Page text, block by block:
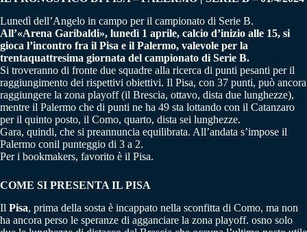
Lunedì dell’Angelo in campo per il campionato di Serie B.
All’«Arena Garibaldi», lunedì 1 aprile, calcio d’inizio alle 15, si
gioca l’incontro fra il Pisa e il Palermo, valevole per la
trentaquattresima giornata del campionato di Serie B.
Si troveranno di fronte due squadre alla ricerca di punti pesanti per il
raggiungimento dei rispettivi obiettivi. Il Pisa, con 37 punti, può ancora
raggiungere la zona playoff (il Brescia, ottavo, dista due lunghezze),
mentre il Palermo che di punti ne ha 49 sta lottando con il Catanzaro
per il quinto posto, il Como, quarto, dista sei lunghezze.
Gara, quindi, che si preannuncia equilibrata. All’andata s’impose il
Palermo conil punteggio di 3 a 2.
Per i bookmakers, favorito è il Pisa.
COME SI PRESENTA IL PISA
Il Pisa, prima della sosta è incappato nella sconfitta di Como, ma non
ha ancora perso le speranze di agganciare la zona playoff. osno solo